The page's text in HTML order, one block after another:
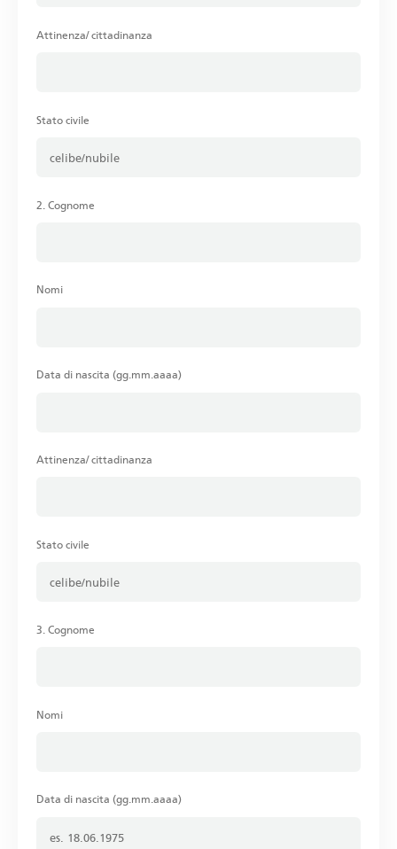
Attinenza/ cittadinanza
Stato civile
2. Cognome
Nomi
Data di nascita (gg.mm.aaaa)
Attinenza/ cittadinanza
Stato civile
3. Cognome
Nomi
Data di nascita (gg.mm.aaaa)